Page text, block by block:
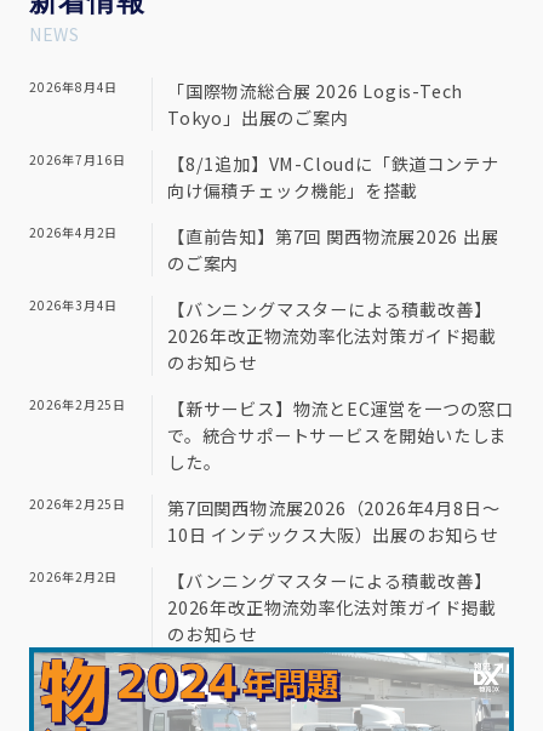
NEWS
2026年8月4日
「国際物流総合展 2026 Logis-Tech
Tokyo」出展のご案内
2026年7月16日
【8/1追加】VM-Cloudに「鉄道コンテナ
向け偏積チェック機能」を搭載
2026年4月2日
【直前告知】第7回 関西物流展2026 出展
のご案内
2026年3月4日
【バンニングマスターによる積載改善】
2026年改正物流効率化法対策ガイド掲載
のお知らせ
2026年2月25日
【新サービス】物流とEC運営を一つの窓口
で。統合サポートサービスを開始いたしま
した。
2026年2月25日
第7回関西物流展2026（2026年4月8日～
10日 インデックス大阪）出展のお知らせ
2026年2月2日
【バンニングマスターによる積載改善】
2026年改正物流効率化法対策ガイド掲載
のお知らせ